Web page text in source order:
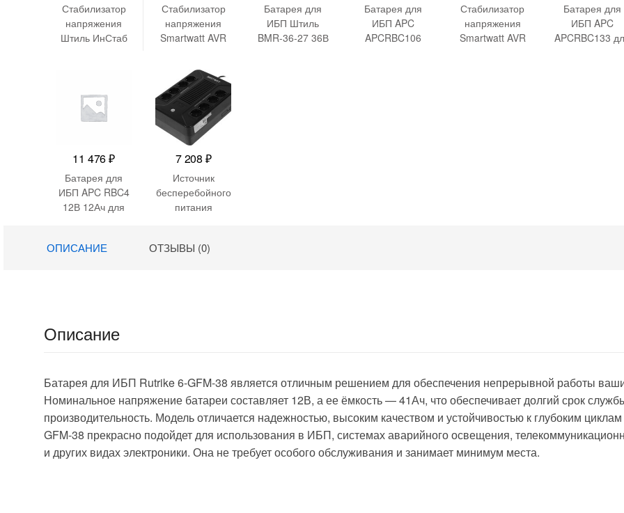
Стабилизатор
напряжения
Штиль ИнСтаб
Стабилизатор
напряжения
Smartwatt AVR
1500ВА белый
Батарея для
ИБП Штиль
BMR-36-27 36В
Батарея для
ИБП APC
APCRBC106
Стабилизатор
напряжения
Smartwatt AVR
Батарея для
ИБП APC
APCRBC133
11 476₽
Батарея для
ИБП APC RBC4
12В 12Ач для
50M/BK650S/SU
BP650SX107/SC
0SI/SC620I/SU6
20INET/SUVS65
7 208 ₽
Источник
бесперебойного
питания
800ВА черный
ОПИСАНИЕ ОТЗЫВЫ (0)
Описание
Батарея для ИБП Rutrike 6-GFM-38 является отличным решением для обеспечения непрерывной работы
Номинальное напряжение батареи составляет 12В, а ее ёмкость — 41Ач, что обеспечивает долгий срок
производительность. Модель отличается надежностью, высоким качеством и устойчивостью к глубоким
GFM-38 прекрасно подойдет для использования в ИБП, системах аварийного освещения,
и других видах электроники. Она не требует особого обслуживания и занимает минимум места.